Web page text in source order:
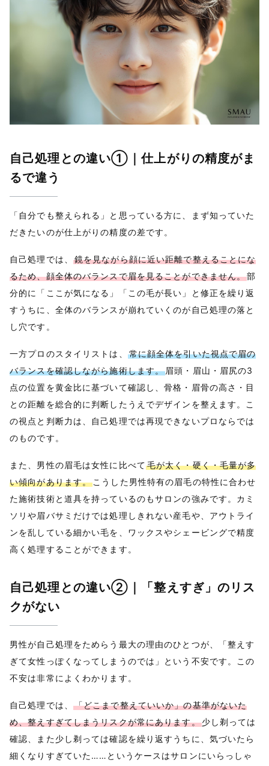
自己処理との違い①｜仕上がりの精度がま
るで違う
「自分でも整えられる」と思っている方に、まず知っていた
だきたいのが仕上がりの精度の差です。
自己処理では、
鏡を見ながら顔に近い距離で整えることにな
るため、顔全体のバランスで眉を見ることができません。部
分的に「ここが気になる」「この毛が長い」と修正を繰り返
すうちに、全体のバランスが崩れていくのが自己処理の落と
し穴です。
一方プロのスタイリストは、
常に顔全体を引いた視点で眉の
バランスを確認しながら施術します。 眉頭・眉山・眉尻の3
点の位置を黄金比に基づいて確認し、骨格・眉骨の高さ・目
との距離を総合的に判断したうえでデザインを整えます。こ
の視点と判断力は、自己処理では再現できないプロならでは
のものです。
また、男性の眉毛は女性に比べて 毛が太く・硬く・毛量が多
い傾向があります。 こうした男性特有の眉毛の特性に合わせ
た施術技術と道具を持っているのもサロンの強みです。カミ
ソリや眉バサミだけでは処理しきれない産毛や、アウトライ
ンを乱している細かい毛を、ワックスやシェービングで精度
高く処理することができます。
自己処理との違い②｜「整えすぎ」のリス
クがない
男性が自己処理をためらう最大の理由のひとつが、「整えす
ぎて女性っぽくなってしまうのでは」という不安です。この
不安は非常によくわかります。
自己処理では、
「どこまで整えていいか」の基準がないた
め、整えすぎてしまうリスクが常にあります。少し剃っては
確認、また少し剃っては確認を繰り返すうちに、気づいたら
細くなりすぎていた……というケースはサロンにいらっしゃ